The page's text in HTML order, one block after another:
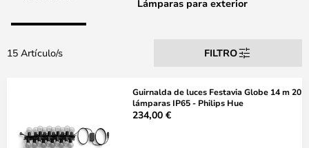
Lámparas para exterior
15 Artículo/s FILTRO
Guirnalda de luces Festavia Globe 14 m 20
lámparas IP65 - Philips Hue
234,00 €